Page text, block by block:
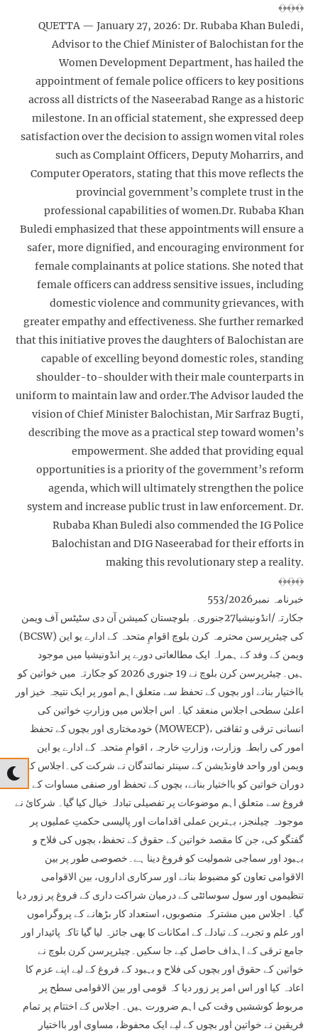
﴾﴿﴾﴿﴾﴿
QUETTA — January 27, 2026: Dr. Rubaba Khan Buledi,
Advisor to the Chief Minister of Balochistan for the
Women Development Department, has hailed the
appointment of female police officers to key positions
across all districts of the Naseerabad Range as a historic
milestone. In an official statement, she expressed deep
satisfaction over the decision to assign women vital roles
such as Complaint Officers, Deputy Moharrirs, and
Computer Operators, stating that this move reflects the
provincial government’s complete trust in the
professional capabilities of women.Dr. Rubaba Khan
Buledi emphasized that these appointments will ensure a
safer, more dignified, and encouraging environment for
female complainants at police stations. She noted that
female officers can address sensitive issues, including
domestic violence and community grievances, with
greater empathy and effectiveness. She further remarked
that this initiative proves the daughters of Balochistan are
capable of excelling beyond domestic roles, standing
shoulder-to-shoulder with their male counterparts in
uniform to maintain law and order.The Advisor lauded the
vision of Chief Minister Balochistan, Mir Sarfraz Bugti,
describing the move as a practical step toward women’s
empowerment. She added that providing equal
opportunities is a priority of the government’s reform
agenda, which will ultimately strengthen the police
system and increase public trust in law enforcement. Dr.
Rubaba Khan Buledi also commended the IG Police
Balochistan and DIG Naseerabad for their efforts in
making this revolutionary step a reality.
﴾﴿﴾﴿﴾﴿
خبرنامہ نمبر553/2026
جکارتہ/انڈونیشیا27جنوری۔ بلوچستان کمیشن آن دی سٹیٹس آف ویمن
(BCSW) کی چیئرپرسن محترمہ کرن بلوچ اقوامِ متحدہ کے ادارے یو این
ویمن کے وفد کے ہمراہ ایک مطالعاتی دورے پر انڈونیشیا میں موجود
ہیں۔چیئرپرسن کرن بلوچ نے 19 جنوری 2026 کو جکارتہ میں خواتین کو
بااختیار بنانے اور بچوں کے تحفظ سے متعلق اہم امور پر ایک نتیجہ خیز اور
اعلیٰ سطحی اجلاس منعقد کیا۔ اس اجلاس میں وزارتِ خواتین کی
خودمختاری اور بچوں کے تحفظ (MOWECP)، انسانی ترقی و ثقافتی
امور کی رابطہ وزارت، وزارتِ خارجہ، اقوامِ متحدہ کے ادارے یو این
ویمن اور واحد فاونڈیشن کے سینئر نمائندگان نے شرکت کی۔اجلاس کے
دوران خواتین کو بااختیار بنانے، بچوں کے تحفظ اور صنفی مساوات کے
فروغ سے متعلق اہم موضوعات پر تفصیلی تبادلہ خیال کیا گیا۔ شرکائ نے
موجودہ چیلنجز، بہترین عملی اقدامات اور پالیسی حکمتِ عملیوں پر
گفتگو کی، جن کا مقصد خواتین کے حقوق کے تحفظ، بچوں کی فلاح و
بہبود اور سماجی شمولیت کو فروغ دینا ہے۔خصوصی طور پر بین
الاقوامی تعاون کو مضبوط بنانے اور سرکاری اداروں، بین الاقوامی
تنظیموں اور سول سوسائٹی کے درمیان شراکت داری کے فروغ پر زور دیا
گیا۔ اجلاس میں مشترکہ منصوبوں، استعداد کار بڑھانے کے پروگراموں
اور علم و تجربے کے تبادلے کے امکانات کا بھی جائزہ لیا گیا تاکہ پائیدار اور
جامع ترقی کے اہداف حاصل کیے جا سکیں۔چیئرپرسن کرن بلوچ نے
خواتین کے حقوق اور بچوں کی فلاح و بہبود کے فروغ کے لیے اپنے عزم کا
اعادہ کیا اور اس امر پر زور دیا کہ قومی اور بین الاقوامی سطح پر
مربوط کوششیں وقت کی اہم ضرورت ہیں۔ اجلاس کے اختتام پر تمام
فریقین نے خواتین اور بچوں کے لیے ایک محفوظ، مساوی اور بااختیار